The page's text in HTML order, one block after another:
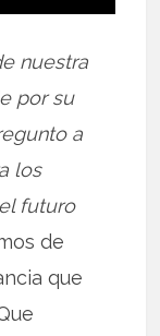
nuestra
por su
a
los
futuro
de
que